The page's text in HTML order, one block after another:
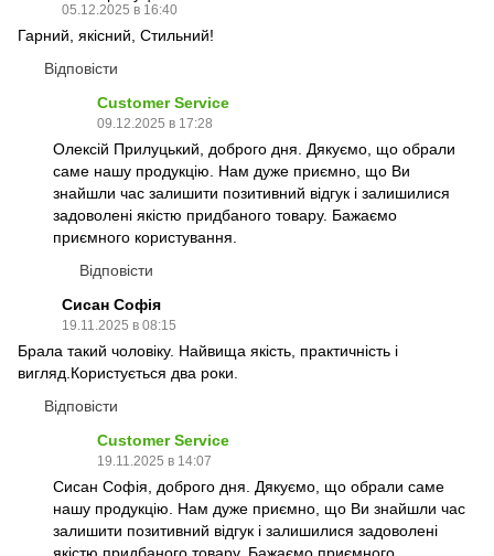
05.12.2025 в 16:40
Гарний, якісний, Стильний!
Відповісти
Customer Service
09.12.2025 в 17:28
Олексій Прилуцький, доброго дня. Дякуємо, що обрали
саме нашу продукцію. Нам дуже приємно, що Ви
знайшли час залишити позитивний відгук і залишилися
задоволені якістю придбаного товару. Бажаємо
приємного користування.
Відповісти
Сисан Софія
19.11.2025 в 08:15
Брала такий чоловіку. Найвища якість, практичність і
вигляд.Користується два роки.
Відповісти
Customer Service
19.11.2025 в 14:07
Сисан Софія, доброго дня. Дякуємо, що обрали саме
нашу продукцію. Нам дуже приємно, що Ви знайшли час
залишити позитивний відгук і залишилися задоволені
якістю придбаного товару. Бажаємо приємного